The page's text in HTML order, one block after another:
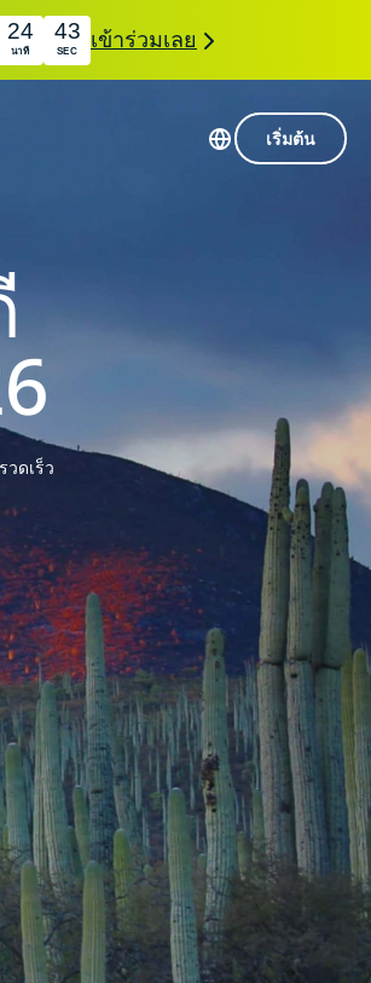
24
นาที
42
SEC เข้าร่วมเลย
องมือความเป็นส่วนตัว
ามารถใช้งานร่วมกันได้
เริ่มต้น
ดเร็ว